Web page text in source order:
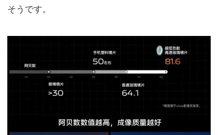
そうです。